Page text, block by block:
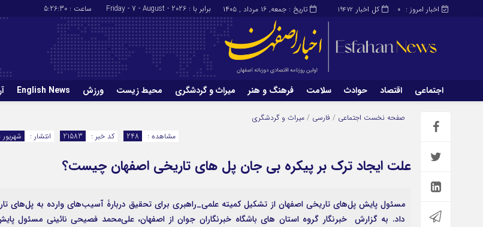
کل اخبار 19472 اخبار امروز : 0 تاریخ : جمعه, ۱۶ مرداد , ۱۴۰۵ برابر با : Friday - 7 - August - 2026 ساعت : 5:26:31
اجتماعی اقتصاد حوادث سلامت فرهنگ و هنر میراث و گردشگری محیط زیست ورزش English News
اقتصاد
ورزش
صفحه نخست اجتماعی / فارسی / میراث و گردشگری
انتشار :
شهریور ۲۱, ۱۴۰۰ - 7:20 ق.ظ کد خبر : 21583 مشاهده : 248
علت ایجاد ترک بر پیکره بی جان پل های تاریخی اصفهان چیست؟
مسئول پایش پل‌های تاریخی اصفهان از تشکیل کمیته علمی_راهبری برای تحقیق دربارۀ آسیب‌های وارده به پل‌های
داد. به گزارش خبرنگار گروه استان های باشگاه خبرنگاران جوان از اصفهان، علی‌محمد فصیحی نائینی مسئول